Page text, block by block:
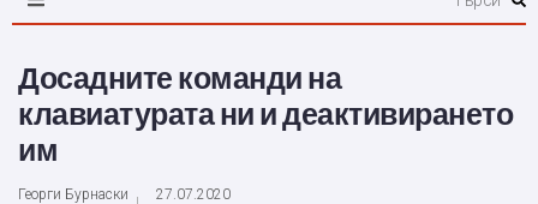
Досадните команди на
клавиатурата ни и деактивирането
им
Георги Бурнаски 27.07.2020